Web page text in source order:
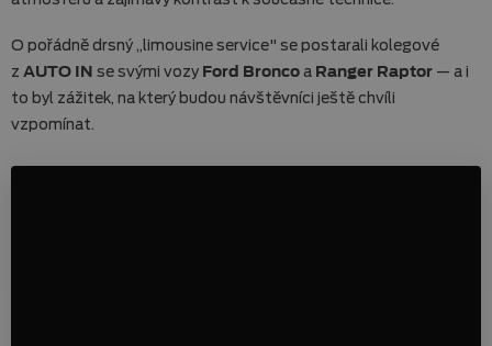
O pořádně drsný „limousine service" se postarali kolegové
z AUTO IN se svými vozy Ford Bronco a Ranger Raptor — a i
to byl zážitek, na který budou návštěvníci ještě chvíli
vzpomínat.